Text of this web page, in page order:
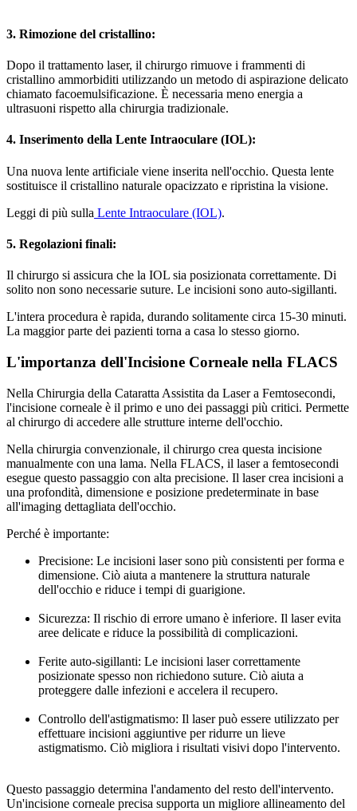
3. Rimozione del cristallino:
Dopo il trattamento laser, il chirurgo rimuove i frammenti di
cristallino ammorbiditi utilizzando un metodo di aspirazione delicato
chiamato facoemulsificazione. È necessaria meno energia a
ultrasuoni rispetto alla chirurgia tradizionale.
4. Inserimento della Lente Intraoculare (IOL):
Una nuova lente artificiale viene inserita nell'occhio. Questa lente
sostituisce il cristallino naturale opacizzato e ripristina la visione.
Leggi di più sulla Lente Intraoculare (IOL).
5. Regolazioni finali:
Il chirurgo si assicura che la IOL sia posizionata correttamente. Di
solito non sono necessarie suture. Le incisioni sono auto-sigillanti.
L'intera procedura è rapida, durando solitamente circa 15-30 minuti.
La maggior parte dei pazienti torna a casa lo stesso giorno.
L'importanza dell'Incisione Corneale nella FLACS
Nella Chirurgia della Cataratta Assistita da Laser a Femtosecondi,
l'incisione corneale è il primo e uno dei passaggi più critici. Permette
al chirurgo di accedere alle strutture interne dell'occhio.
Nella chirurgia convenzionale, il chirurgo crea questa incisione
manualmente con una lama. Nella FLACS, il laser a femtosecondi
esegue questo passaggio con alta precisione. Il laser crea incisioni a
una profondità, dimensione e posizione predeterminate in base
all'imaging dettagliata dell'occhio.
Perché è importante:
Precisione: Le incisioni laser sono più consistenti per forma e
dimensione. Ciò aiuta a mantenere la struttura naturale
dell'occhio e riduce i tempi di guarigione.
Sicurezza: Il rischio di errore umano è inferiore. Il laser evita
aree delicate e riduce la possibilità di complicazioni.
Ferite auto-sigillanti: Le incisioni laser correttamente
posizionate spesso non richiedono suture. Ciò aiuta a
proteggere dalle infezioni e accelera il recupero.
Controllo dell'astigmatismo: Il laser può essere utilizzato per
effettuare incisioni aggiuntive per ridurre un lieve
astigmatismo. Ciò migliora i risultati visivi dopo l'intervento.
Questo passaggio determina l'andamento del resto dell'intervento.
Un'incisione corneale precisa supporta un migliore allineamento del